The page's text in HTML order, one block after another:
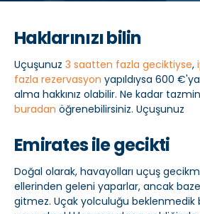
Haklarınızı bilin
Uçuşunuz 3 saatten fazla geciktiyse,
fazla rezervasyon yapıldıysa 600
alma hakkınız olabilir. Ne kadar
buradan öğrenebilirsiniz. Uçuşunuz
Emirates ile gecikti
Doğal olarak, havayolları uçuş
ellerinden geleni yaparlar, ancak
gitmez. Uçak yolculuğu beklenmedik